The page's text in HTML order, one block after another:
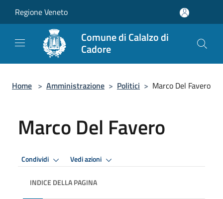
Regione Veneto
Comune di Calalzo di
Cadore
Home > Amministrazione > Politici > Marco Del Favero
Marco Del Favero
Condividi Vedi azioni
INDICE DELLA PAGINA